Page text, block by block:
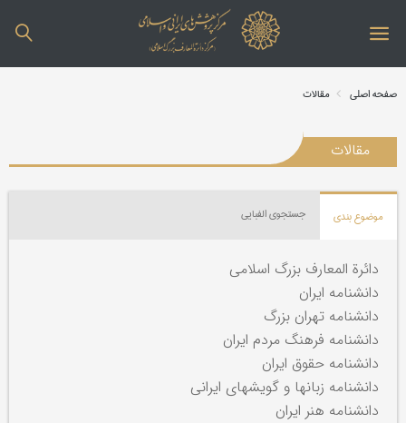
صفحه اصلی مقالات
مقالات
موضوع بندی جستجوی الفبایی
دائرة المعارف بزرگ اسلامی
دانشنامه ایران
دانشنامه تهران بزرگ
دانشنامه فرهنگ مردم ایران
دانشنامه حقوق ایران
دانشنامه زبانها و گویشهای ایرانی
دانشنامه هنر ایران